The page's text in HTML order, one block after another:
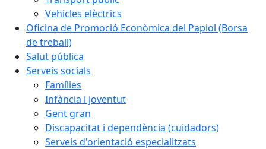
Vehicles elèctrics
Oficina de Promoció Econòmica del Papiol (Borsa
de treball)
Salut pública
Serveis socials
Famílies
Infància i joventut
Gent gran
Discapacitat i dependència (cuidadors)
Serveis d'orientació especialitzats